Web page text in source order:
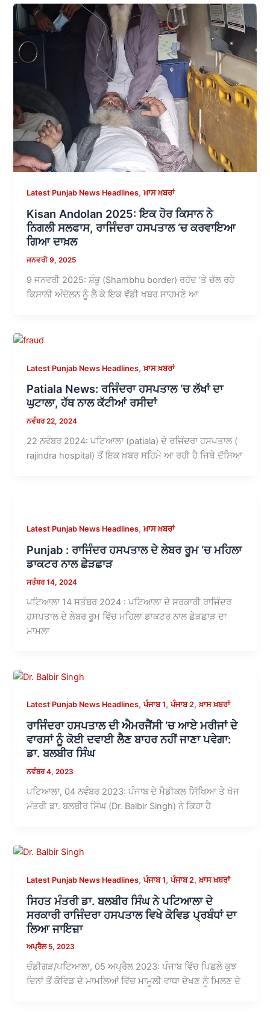
Latest Punjab News Headlines,ਖ਼ਾਸ ਖ਼ਬਰਾਂ
Kisan Andolan 2025: ਇਕ ਹੋਰ ਕਿਸਾਨ ਨੇ
ਨਿਗਲੀ ਸਲਫਾਸ, ਰਾਜਿੰਦਰਾ ਹਸਪਤਾਲ ‘ਚ ਕਰਵਾਇਆ
ਗਿਆ ਦਾਖ਼ਲ
ਜਨਵਰੀ 9, 2025
9 ਜਨਵਰੀ 2025: ਸ਼ੰਭੂ (Shambhu border) ਰਹੱਦ ‘ਤੇ ਚੱਲ ਰਹੇ
ਕਿਸਾਨੀ ਅੰਦੋਲਨ ਨੂੰ ਲੈ ਕੇ ਇਕ ਵੱਡੀ ਖਬਰ ਸਾਹਮਣੇ ਆ
Latest Punjab News Headlines,ਖ਼ਾਸ ਖ਼ਬਰਾਂ
Patiala News: ਰਜਿੰਦਰਾ ਹਸਪਤਾਲ ‘ਚ ਲੱਖਾਂ ਦਾ
ਘੁਟਾਲਾ, ਹੱਥ ਨਾਲ ਕੱਟੀਆਂ ਰਸੀਦਾਂ
ਨਵੰਬਰ 22, 2024
22 ਨਵੰਬਰ 2024: ਪਟਿਆਲਾ (patiala) ਦੇ ਰਜਿੰਦਰਾ ਹਸਪਤਾਲ (
rajindra hospital) ਤੋਂ ਇਕ ਖ਼ਬਰ ਸਹਿਮੇ ਆ ਰਹੀ ਹੈ ਜਿਥੇ ਦੱਸਿਆ
Latest Punjab News Headlines,ਖ਼ਾਸ ਖ਼ਬਰਾਂ
Punjab : ਰਾਜਿੰਦਰ ਹਸਪਤਾਲ ਦੇ ਲੇਬਰ ਰੂਮ ‘ਚ ਮਹਿਲਾ
ਡਾਕਟਰ ਨਾਲ ਛੇੜਛਾੜ
ਸਤੰਬਰ 14, 2024
ਪਟਿਆਲਾ 14 ਸਤੰਬਰ 2024 : ਪਟਿਆਲਾ ਦੇ ਸਰਕਾਰੀ ਰਾਜਿੰਦਰ
ਹਸਪਤਾਲ ਦੇ ਲੇਬਰ ਰੂਮ ਵਿੱਚ ਮਹਿਲਾ ਡਾਕਟਰ ਨਾਲ ਛੇੜਛਾੜ ਦਾ
ਮਾਮਲਾ
Latest Punjab News Headlines,ਪੰਜਾਬ 1,ਪੰਜਾਬ 2,ਖ਼ਾਸ ਖ਼ਬਰਾਂ
ਰਾਜਿੰਦਰਾ ਹਸਪਤਾਲ ਦੀ ਐਮਰਜੈਂਸੀ ‘ਚ ਆਏ ਮਰੀਜਾਂ ਦੇ
ਵਾਰਸਾਂ ਨੂੰ ਕੋਈ ਦਵਾਈ ਲੈਣ ਬਾਹਰ ਨਹੀਂ ਜਾਣਾ ਪਵੇਗਾ:
ਡਾ. ਬਲਬੀਰ ਸਿੰਘ
ਨਵੰਬਰ 4, 2023
ਪਟਿਆਲਾ, 04 ਨਵੰਬਰ 2023: ਪੰਜਾਬ ਦੇ ਮੈਡੀਕਲ ਸਿੱਖਿਆ ਤੇ ਖੋਜ
ਮੰਤਰੀ ਡਾ. ਬਲਬੀਰ ਸਿੰਘ (Dr. Balbir Singh) ਨੇ ਕਿਹਾ ਹੈ
Latest Punjab News Headlines,ਪੰਜਾਬ 1,ਪੰਜਾਬ 2,ਖ਼ਾਸ ਖ਼ਬਰਾਂ
ਸਿਹਤ ਮੰਤਰੀ ਡਾ. ਬਲਬੀਰ ਸਿੰਘ ਨੇ ਪਟਿਆਲਾ ਦੇ
ਸਰਕਾਰੀ ਰਾਜਿੰਦਰਾ ਹਸਪਤਾਲ ਵਿਖੇ ਕੋਵਿਡ ਪ੍ਰਬੰਧਾਂ ਦਾ
ਲਿਆ ਜਾਇਜ਼ਾ
ਅਪ੍ਰੈਲ 5, 2023
ਚੰਡੀਗੜ/ਪਟਿਆਲਾ, 05 ਅਪ੍ਰੈਲ 2023: ਪੰਜਾਬ ਵਿੱਚ ਪਿਛਲੇ ਕੁਝ
ਦਿਨਾਂ ਤੋਂ ਕੋਵਿਡ ਦੇ ਮਾਮਲਿਆਂ ਵਿੱਚ ਮਾਮੂਲੀ ਵਾਧਾ ਦੇਖਣ ਨੂੰ ਮਿਲਣ ਦੇ